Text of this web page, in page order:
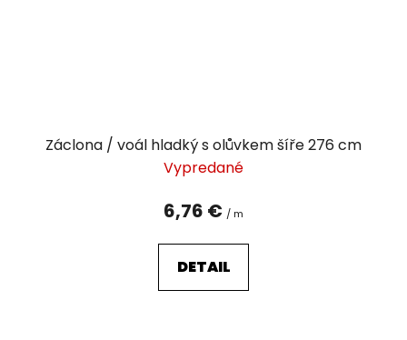
Záclona / voál hladký s olůvkem šíře 276 cm
Vypredané
6,76 € / m
DETAIL